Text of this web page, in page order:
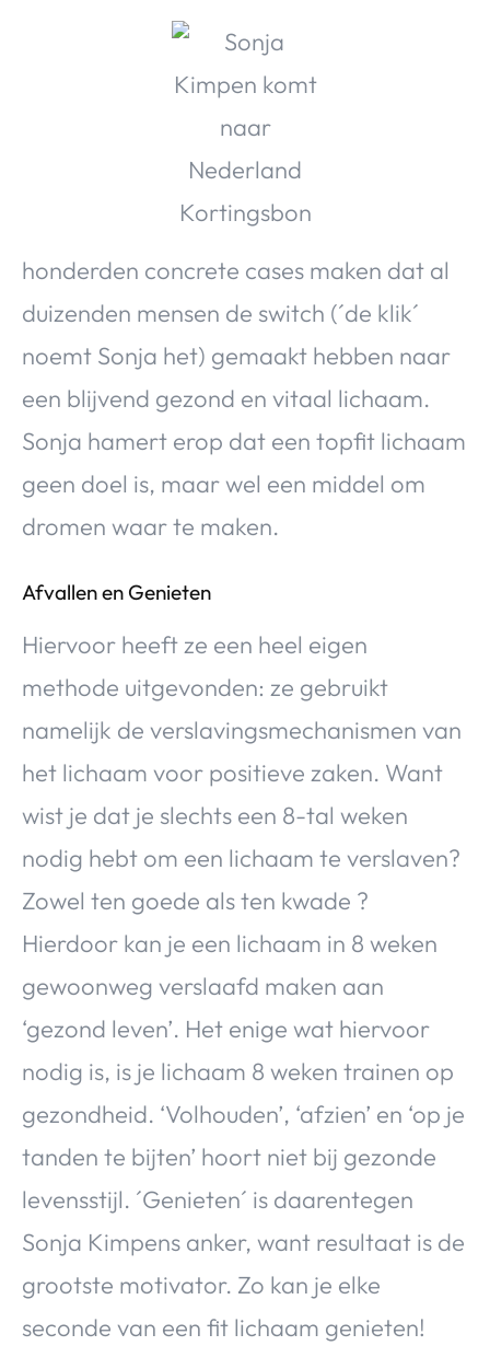
honderden concrete cases maken dat al
duizenden mensen de switch (´de klik´
noemt Sonja het) gemaakt hebben naar
een blijvend gezond en vitaal lichaam.
Sonja hamert erop dat een topfit lichaam
geen doel is, maar wel een middel om
dromen waar te maken.
Afvallen en Genieten
Hiervoor heeft ze een heel eigen
methode uitgevonden: ze gebruikt
namelijk de verslavingsmechanismen van
het lichaam voor positieve zaken. Want
wist je dat je slechts een 8-tal weken
nodig hebt om een lichaam te verslaven?
Zowel ten goede als ten kwade ?
Hierdoor kan je een lichaam in 8 weken
gewoonweg verslaafd maken aan
‘gezond leven’. Het enige wat hiervoor
nodig is, is je lichaam 8 weken trainen op
gezondheid. ‘Volhouden’, ‘afzien’ en ‘op je
tanden te bijten’ hoort niet bij gezonde
levensstijl. ´Genieten´ is daarentegen
Sonja Kimpens anker, want resultaat is de
grootste motivator. Zo kan je elke
seconde van een fit lichaam genieten!